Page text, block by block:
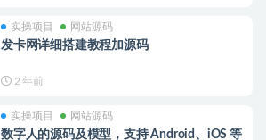
实操项目 网站源码
发卡网详细搭建教程加源码
2 年前
实操项目 网站源码
数字人的源码及模型，支持 Android、iOS 等